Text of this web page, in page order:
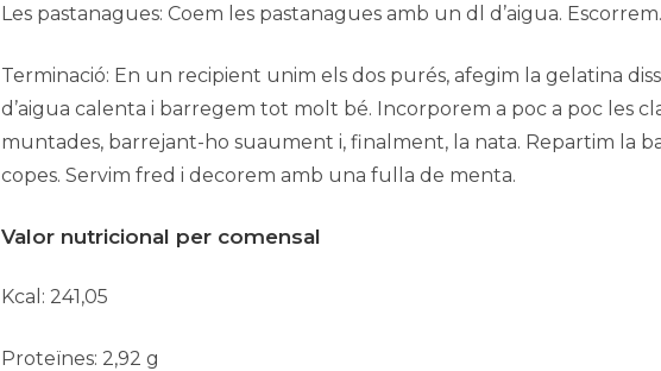
Les pastanagues: Coem les pastanagues amb un dl d’aigua.
Terminació: En un recipient unim els dos purés, afegim la gelatina
d’aigua calenta i barregem tot molt bé. Incorporem a poc a poc les
muntades, barrejant-ho suaument i, finalment, la nata. Repartim la
copes. Servim fred i decorem amb una fulla de menta.
Valor nutricional per comensal
Kcal: 241,05
Proteïnes: 2,92 g